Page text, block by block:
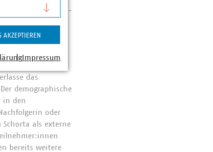
Oldenburgisch-
vor. Neben
und die
internen
das
demographische
in den
oder
als externe
bereits weitere
AKZEPTIEREN
Impressum